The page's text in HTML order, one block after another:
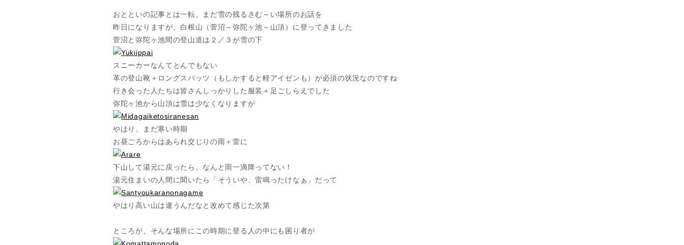
おとといの記事とは一転、まだ雪の残るさむ～い場所のお話を
昨日になりますが、白根山（菅沼～弥陀ヶ池～山頂）に登ってきました
菅沼と弥陀ヶ池間の登山道は２／３が雪の下
スニーカーなんてとんでもない
革の登山靴＋ロングスパッツ（もしかすると軽アイゼンも）が必須の状況なのですね
行き会った人たちは皆さんしっかりした服装＋足ごしらえでした
弥陀ヶ池から山頂は雪は少なくなりますが
やはり、まだ寒い時期
お昼ごろからはあられ交じりの雨＋雷に
下山して湯元に戻ったら、なんと雨一滴降ってない！
湯元住まいの人間に聞いたら「そういや、雷鳴ったけなぁ」だって
やはり高い山は違うんだなと改めて感じた次第
ところが、そんな場所にこの時期に登る人の中にも困り者が